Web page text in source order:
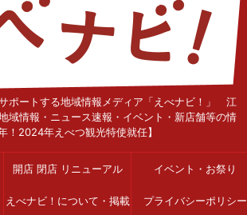
ポートする地域情報メディア「えべナビ！」 江
域情報・ニュース速報・イベント・新店舗等の情
！2024年えべつ観光特使就任】
開店 閉店 リニューアル イベント・お祭り
えべナビ！について・掲載 プライバシーポリシー